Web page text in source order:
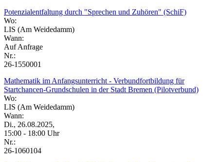
Potenzialentfaltung durch "Sprechen und Zuhören" (SchiF)
Wo:
LIS (Am Weidedamm)
Wann:
Auf Anfrage
Nr.:
26-1550001
Mathematik im Anfangsunterricht - Verbundfortbildung für
Startchancen-Grundschulen in der Stadt Bremen (Pilotverbund)
Wo:
LIS (Am Weidedamm)
Wann:
Di., 26.08.2025,
15:00 - 18:00 Uhr
Nr.:
26-1060104